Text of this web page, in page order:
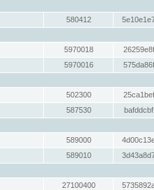
580412
5970018
5970016
502300
587530
589000
589010
27100400